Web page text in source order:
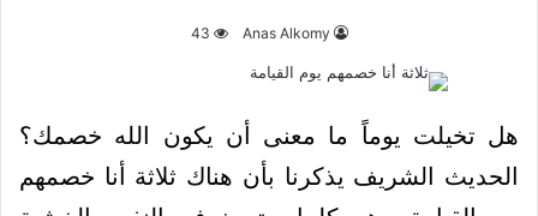
Anas Alkomy
43
هل تخيلت يوماً ما معنى أن يكون الله خصمك؟
الحديث الشريف يذكرنا بأن هناك ثلاثة أنا خصمهم